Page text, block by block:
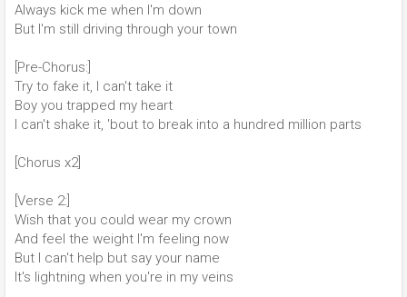
Always kick me when I'm down
But I'm still driving through your town
[Pre-Chorus:]
Try to fake it, I can't take it
Boy you trapped my heart
I can't shake it, 'bout to break into a hundred million parts
[Chorus x2]
[Verse 2:]
Wish that you could wear my crown
And feel the weight I'm feeling now
But I can't help but say your name
It's lightning when you're in my veins